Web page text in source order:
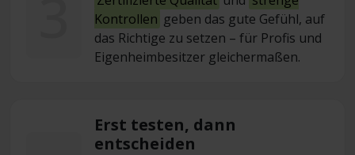
Kontrollen geben das gute Gefühl, auf
das Richtige zu setzen – für Profis und
Eigenheimbesitzer gleichermaßen.
Erst testen, dann
entscheiden